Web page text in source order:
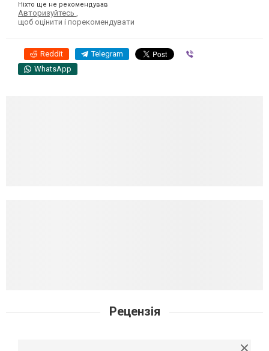
Ніхто ще не рекомендував
Авторизуйтесь ,
щоб оцінити і порекомендувати
Reddit Telegram
WhatsApp
Рецензія